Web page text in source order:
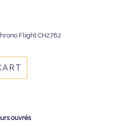
Flight CH2782
ouvrés